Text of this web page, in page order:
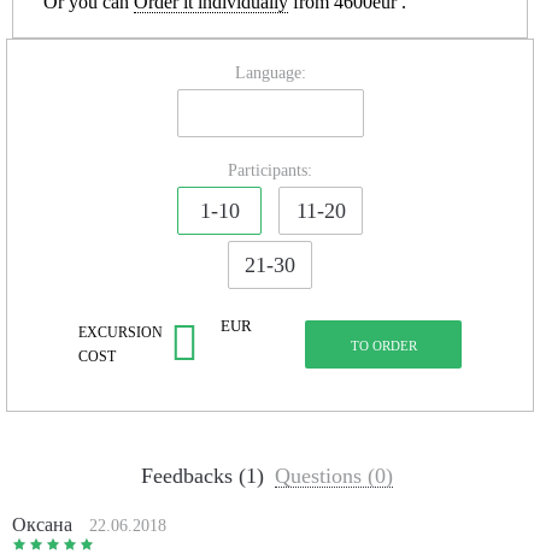
Language:
Participants:
1-10 11-20
21-30
EXCURSION
COST
EUR
TO ORDER
Feedbacks (1) Questions (0)
Оксана 22.06.2018